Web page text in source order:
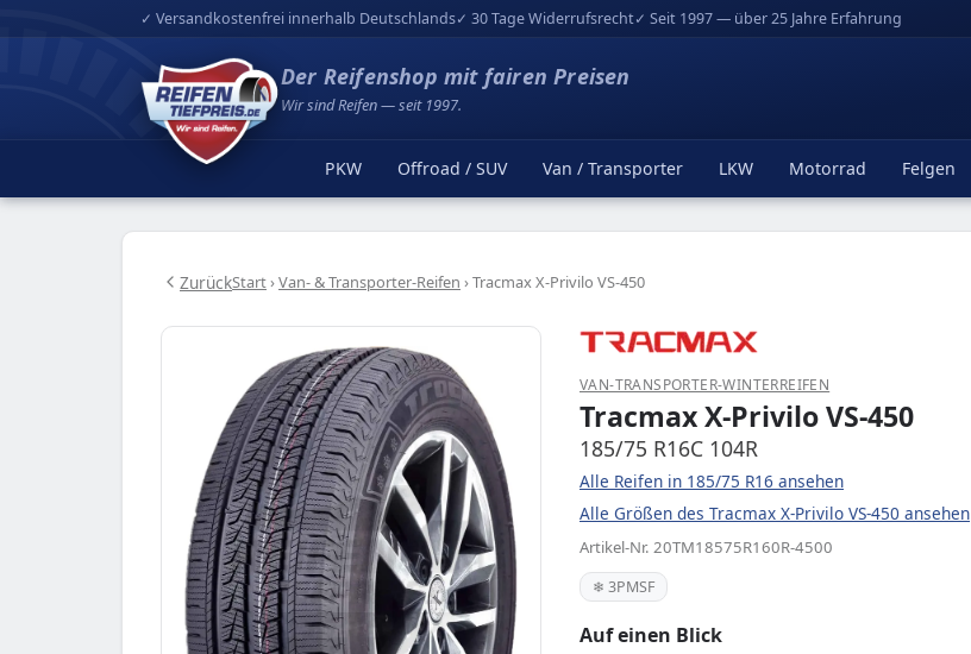
✓ Versandkostenfrei innerhalb Deutschlands✓ 30 Tage Widerrufsrecht✓ Seit 1997 — über 25 Jahre Erfahrung
Der Reifenshop mit fairen Preisen
Wir sind Reifen — seit 1997.
PKW Offroad / SUV Van / Transporter LKW Motorrad Felgen
ZurückStart›Van- & Transporter-Reifen ›Tracmax X-Privilo VS-450
VAN-TRANSPORTER-WINTERREIFEN
Tracmax X-Privilo VS-450
185/75 R16C 104R
Alle Reifen in 185/75 R16 ansehen
Alle Größen des Tracmax X-Privilo VS-450 ansehen
Artikel-Nr. 20TM18575R160R-4500
❄ 3PMSF
Auf einen Blick